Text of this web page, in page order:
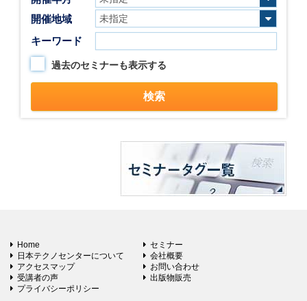
開催地域
キーワード
過去のセミナーも表示する
Home
セミナー
日本テクノセンターについて
会社概要
アクセスマップ
お問い合わせ
受講者の声
出版物販売
プライバシーポリシー